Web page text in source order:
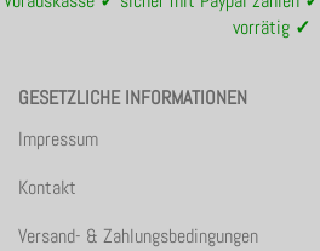
vorrätig ✓
GESETZLICHE INFORMATIONEN
Impressum
Kontakt
Versand- & Zahlungsbedingungen